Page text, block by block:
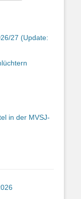
27 (Update:
in der MVSJ-